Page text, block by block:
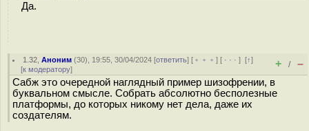
Да.
1.32 ,Аноним (30), 19:55, 30/04/2024 [ответить] [ ﹢﹢﹢] [ · · ·][↑]
[к модератору] + / –
Сабж это очередной наглядный пример шизофрении, в
буквальном смысле. Собрать абсолютно бесполезные
платформы, до которых никому нет дела, даже их
создателям.